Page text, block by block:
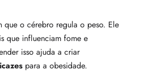
que o cérebro regula o peso. Ele
que influenciam fome e
isso ajuda a criar
para a obesidade.